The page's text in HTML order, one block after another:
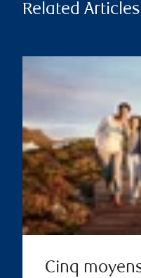
Related Articles
Cinq